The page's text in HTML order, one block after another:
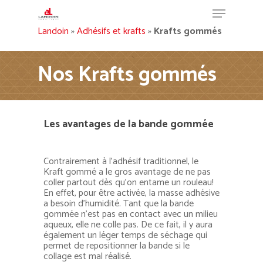
Hit enter to search or ESC to close
Landoin»Adhésifs et krafts»Krafts gommés
Nos Krafts gommés
Les avantages de la bande gommée
Contrairement à l’adhésif traditionnel, le
Kraft gommé a le gros avantage de ne pas
coller partout dès qu’on entame un rouleau!
En effet, pour être activée, la masse adhésive
a besoin d’humidité. Tant que la bande
gommée n’est pas en contact avec un milieu
aqueux, elle ne colle pas. De ce fait, il y aura
également un léger temps de séchage qui
permet de repositionner la bande si le
collage est mal réalisé.